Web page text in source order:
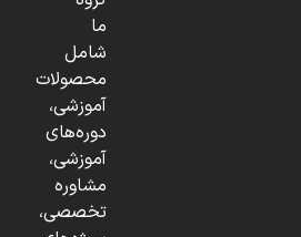
ما
شامل
محصولات
آموزشی،
دوره‌های
آموزشی،
مشاوره
تخصصی،